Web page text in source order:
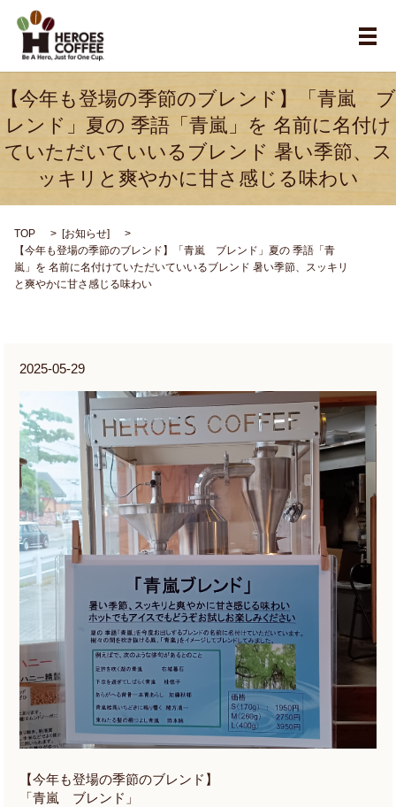
メ
【今年も登場の季節のブレンド】「青嵐 ブ
レンド」夏の 季語「青嵐」を 名前に名付け
ていただいていいるブレンド 暑い季節、ス
ッキリと爽やかに甘さ感じる味わい
TOP [お知らせ]
【今年も登場の季節のブレンド】「青嵐 ブレンド」夏の 季語「青
嵐」を 名前に名付けていただいていいるブレンド 暑い季節、スッキリ
と爽やかに甘さ感じる味わい
2025-05-29
【今年も登場の季節のブレンド】
「青嵐 ブレンド」